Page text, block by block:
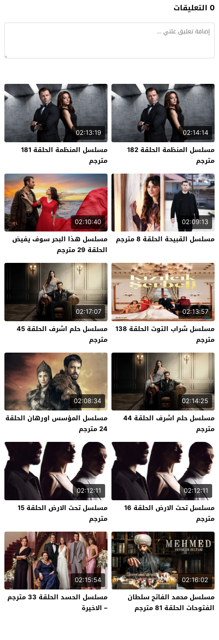
0 التعليقات
02:14:14
مسلسل المنظمة الحلقة 182
مترجم
02:13:19
مسلسل المنظمة الحلقة 181
مترجم
02:09:13
مسلسل القبيحة الحلقة 8 مترجم
02:10:40
مسلسل هذا البحر سوف يفيض
الحلقة 29 مترجم
02:13:57
مسلسل شراب التوت الحلقة 138
مترجم
02:17:07
مسلسل حلم اشرف الحلقة 45
مترجم
02:14:25
مسلسل حلم اشرف الحلقة 44
مترجم
02:08:34
مسلسل المؤسس اورهان الحلقة
24 مترجم
02:12:11
مسلسل تحت الارض الحلقة 16
مترجم
02:12:11
مسلسل تحت الارض الحلقة 15
مترجم
02:16:02
مسلسل محمد الفاتح سلطان
الفتوحات الحلقة 81 مترجم
02:15:54
مسلسل الحسد الحلقة 33 مترجم
– الاخيرة